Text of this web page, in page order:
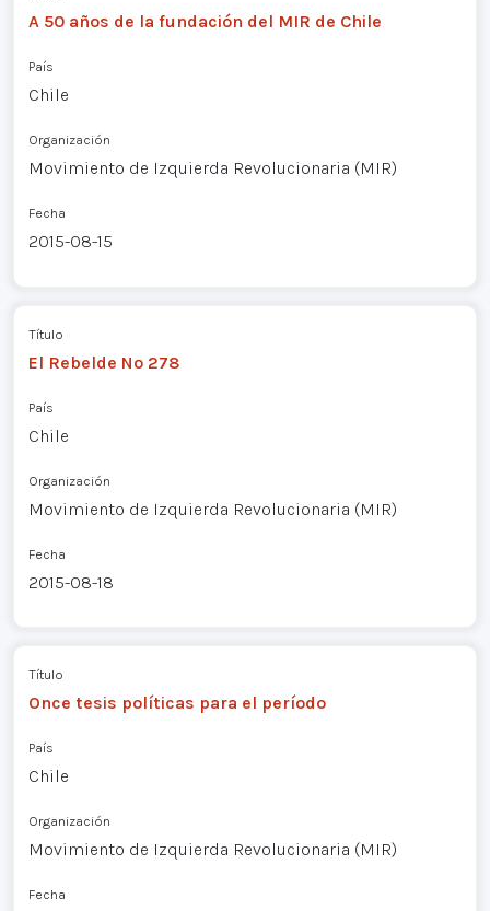
A 50 años de la fundación del MIR de Chile
País
Chile
Organización
Movimiento de Izquierda Revolucionaria (MIR)
Fecha
2015-08-15
Título
El Rebelde Nº 278
País
Chile
Organización
Movimiento de Izquierda Revolucionaria (MIR)
Fecha
2015-08-18
Título
Once tesis políticas para el período
País
Chile
Organización
Movimiento de Izquierda Revolucionaria (MIR)
Fecha